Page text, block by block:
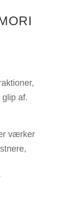
af.
værker